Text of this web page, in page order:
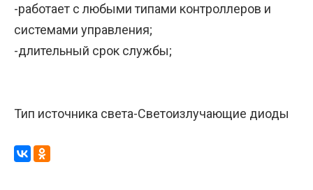
-работает с любыми типами контроллеров и
системами управления;
-длительный срок службы;
Тип источника света-Светоизлучающие диоды